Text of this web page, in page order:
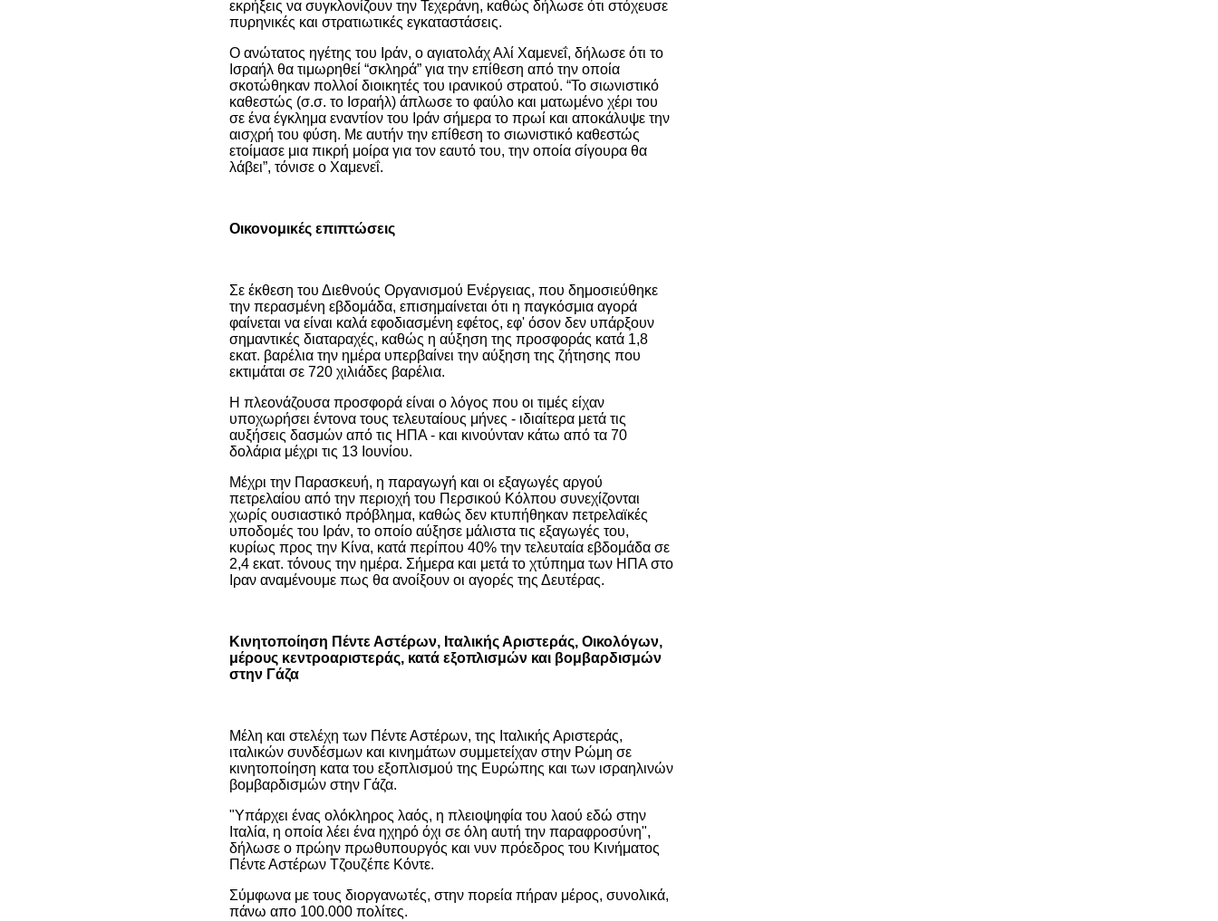
εκρήξεις να συγκλονίζουν την Τεχεράνη, καθώς δήλωσε ότι στόχευσε
πυρηνικές και στρατιωτικές εγκαταστάσεις.
Ο ανώτατος ηγέτης του Ιράν, ο αγιατολάχ Αλί Χαμενεΐ, δήλωσε ότι το
Ισραήλ θα τιμωρηθεί “σκληρά” για την επίθεση από την οποία
σκοτώθηκαν πολλοί διοικητές του ιρανικού στρατού. “Το σιωνιστικό
καθεστώς (σ.σ. το Ισραήλ) άπλωσε το φαύλο και ματωμένο χέρι του
σε ένα έγκλημα εναντίον του Ιράν σήμερα το πρωί και αποκάλυψε την
αισχρή του φύση. Με αυτήν την επίθεση το σιωνιστικό καθεστώς
ετοίμασε μια πικρή μοίρα για τον εαυτό του, την οποία σίγουρα θα
λάβει”, τόνισε ο Χαμενεΐ.
Οικονομικές επιπτώσεις
Σε έκθεση του Διεθνούς Οργανισμού Ενέργειας, που δημοσιεύθηκε
την περασμένη εβδομάδα, επισημαίνεται ότι η παγκόσμια αγορά
φαίνεται να είναι καλά εφοδιασμένη εφέτος, εφ' όσον δεν υπάρξουν
σημαντικές διαταραχές, καθώς η αύξηση της προσφοράς κατά 1,8
εκατ. βαρέλια την ημέρα υπερβαίνει την αύξηση της ζήτησης που
εκτιμάται σε 720 χιλιάδες βαρέλια.
Η πλεονάζουσα προσφορά είναι ο λόγος που οι τιμές είχαν
υποχωρήσει έντονα τους τελευταίους μήνες - ιδιαίτερα μετά τις
αυξήσεις δασμών από τις ΗΠΑ - και κινούνταν κάτω από τα 70
δολάρια μέχρι τις 13 Ιουνίου.
Μέχρι την Παρασκευή, η παραγωγή και οι εξαγωγές αργού
πετρελαίου από την περιοχή του Περσικού Κόλπου συνεχίζονται
χωρίς ουσιαστικό πρόβλημα, καθώς δεν κτυπήθηκαν πετρελαϊκές
υποδομές του Ιράν, το οποίο αύξησε μάλιστα τις εξαγωγές του,
κυρίως προς την Κίνα, κατά περίπου 40% την τελευταία εβδομάδα σε
2,4 εκατ. τόνους την ημέρα. Σήμερα και μετά το χτύπημα των ΗΠΑ στο
Ιραν αναμένουμε πως θα ανοίξουν οι αγορές της Δευτέρας.
Κινητοποίηση Πέντε Αστέρων, Ιταλικής Αριστεράς, Οικολόγων,
μέρους κεντροαριστεράς, κατά εξοπλισμών και βομβαρδισμών
στην Γάζα
Μέλη και στελέχη των Πέντε Αστέρων, της Ιταλικής Αριστεράς,
ιταλικών συνδέσμων και κινημάτων συμμετείχαν στην Ρώμη σε
κινητοποίηση κατα του εξοπλισμού της Ευρώπης και των ισραηλινών
βομβαρδισμών στην Γάζα.
"Υπάρχει ένας ολόκληρος λαός, η πλειοψηφία του λαού εδώ στην
Ιταλία, η οποία λέει ένα ηχηρό όχι σε όλη αυτή την παραφροσύνη",
δήλωσε ο πρώην πρωθυπουργός και νυν πρόεδρος του Κινήματος
Πέντε Αστέρων Τζουζέπε Κόντε.
Σύμφωνα με τους διοργανωτές, στην πορεία πήραν μέρος, συνολικά,
πάνω απο 100.000 πολίτες.